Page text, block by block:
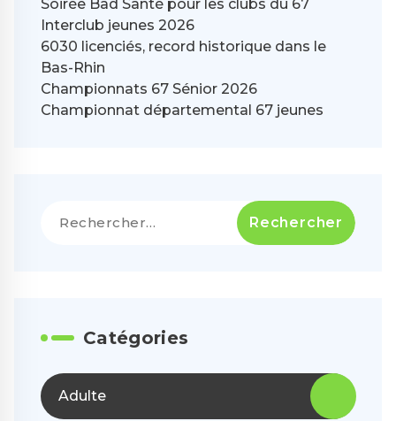
Soirée Bad Santé pour les clubs du 67
Interclub jeunes 2026
6030 licenciés, record historique dans le
Bas-Rhin
Championnats 67 Sénior 2026
Championnat départemental 67 jeunes
Catégories
Adulte